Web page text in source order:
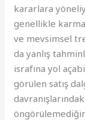
kararlara
genellikle
ve mevsimsel
da yanlış
israfına yol
görülen satış